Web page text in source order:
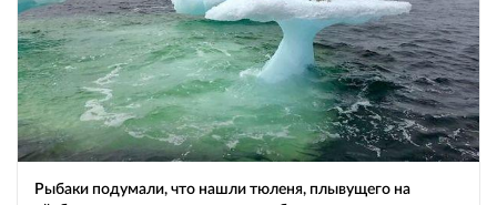
Рыбаки подумали, что нашли тюленя, плывущего на